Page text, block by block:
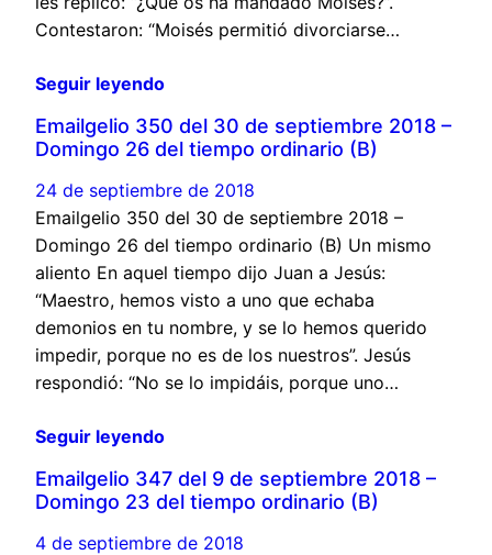
Contestaron: “Moisés permitió divorciarse…
Seguir leyendo
Emailgelio 350 del 30 de septiembre 2018 –
Domingo 26 del tiempo ordinario (B)
24 de septiembre de 2018
Emailgelio 350 del 30 de septiembre 2018 –
Domingo 26 del tiempo ordinario (B) Un mismo
aliento En aquel tiempo dijo Juan a Jesús:
“Maestro, hemos visto a uno que echaba
demonios en tu nombre, y se lo hemos querido
impedir, porque no es de los nuestros”. Jesús
respondió: “No se lo impidáis, porque uno…
Seguir leyendo
Emailgelio 347 del 9 de septiembre 2018 –
Domingo 23 del tiempo ordinario (B)
4 de septiembre de 2018